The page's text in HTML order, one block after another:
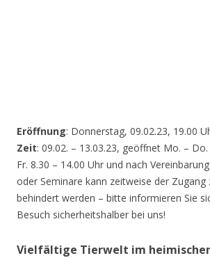
Eröffnung: Donnerstag, 09.02.23, 19.00
Zeit: 09.02. – 13.03.23, geöffnet Mo. –
Fr. 8.30 – 14.00 Uhr und nach
oder Seminare kann zeitweise der Zugang
behindert werden – bitte informieren Sie
Besuch sicherheitshalber bei uns!
Vielfältige Tierwelt im